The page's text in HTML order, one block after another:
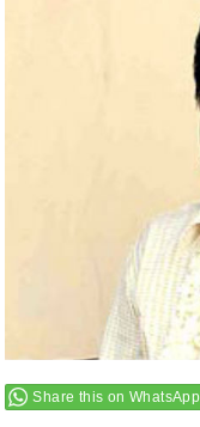
Share this on WhatsApp